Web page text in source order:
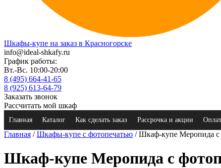
Шкафы-купе на заказ в Красногорске
info@ideal-shkafy.ru
График работы:
Вт.-Вс. 10:00-20:00
8 (495) 664-41-65
8 (925) 613-64-79
Заказать звонок
Рассчитать мой шкаф
Главная Каталог Как сделать заказ Рассрочка и акции
Главная /Шкафы-купе с фотопечатью / Шкаф-купе Меропида с
Шкаф-купе Меропида с